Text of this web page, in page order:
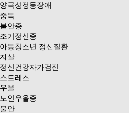
양극성정동장애
중독
불안증
조기정신증
아동청소년 정신질환
자살
정신건강자가검진
스트레스
우울
노인우울증
불안